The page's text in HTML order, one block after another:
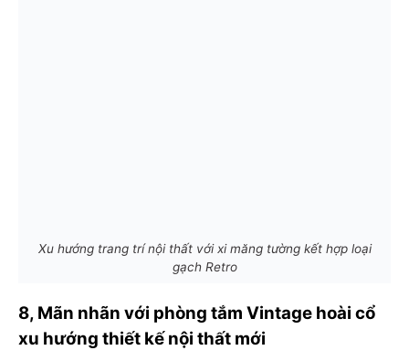
Xu hướng trang trí nội thất với xi măng tường kết hợp loại
gạch Retro
8, Mãn nhãn với phòng tắm Vintage hoài cổ
xu hướng thiết kế nội thất mới